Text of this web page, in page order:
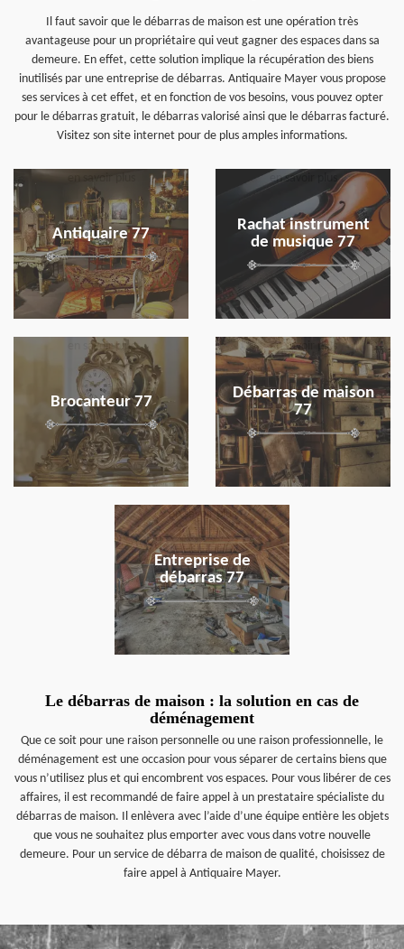
Il faut savoir que le débarras de maison est une opération très
avantageuse pour un propriétaire qui veut gagner des espaces dans sa
demeure. En effet, cette solution implique la récupération des biens
inutilisés par une entreprise de débarras. Antiquaire Mayer vous propose
ses services à cet effet, et en fonction de vos besoins, vous pouvez opter
pour le débarras gratuit, le débarras valorisé ainsi que le débarras facturé.
Visitez son site internet pour de plus amples informations.
Antiquaire 77
en savoir plus
Rachat instrument
de musique 77
en savoir plus
Brocanteur 77
en savoir plus
Débarras de maison
77
en savoir plus
Entreprise de
débarras 77
en savoir plus
Le débarras de maison : la solution en cas de
déménagement
Que ce soit pour une raison personnelle ou une raison professionnelle, le
déménagement est une occasion pour vous séparer de certains biens que
vous n’utilisez plus et qui encombrent vos espaces. Pour vous libérer de ces
affaires, il est recommandé de faire appel à un prestataire spécialiste du
débarras de maison. Il enlèvera avec l’aide d’une équipe entière les objets
que vous ne souhaitez plus emporter avec vous dans votre nouvelle
demeure. Pour un service de débarra de maison de qualité, choisissez de
faire appel à Antiquaire Mayer.